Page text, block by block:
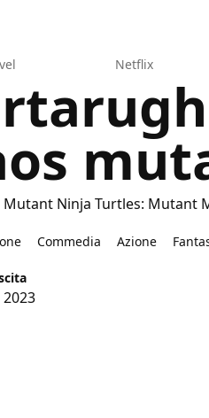
Netflix
Mutant Ninja Turtles: Mutant
Commedia Azione